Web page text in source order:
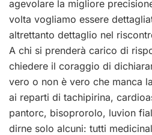
agevolare la migliore
volta vogliamo essere
altrettanto dettaglio nel
A chi si prenderà carico di
chiedere il coraggio di
vero o non è vero che manca
ai reparti di tachipirina,
pantorc, bisoprorolo, luvion
dirne solo alcuni: tutti